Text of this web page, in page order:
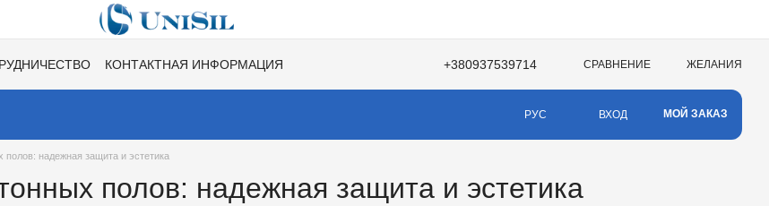
КОНТАКТНАЯ ИНФОРМАЦИЯ
+380937539714 СРАВНЕНИЕ ЖЕЛАНИЯ
РУС ВХОД МОЙ ЗАКАЗ
полов: надежная защита и эстетика
полов: надежная защита и эстетика